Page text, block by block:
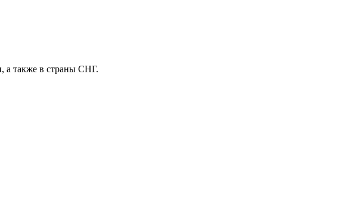
а также в страны СНГ.